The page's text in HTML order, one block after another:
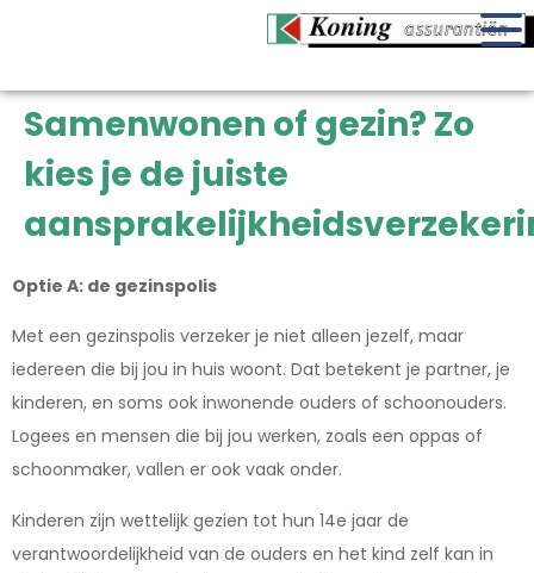
Samenwonen of gezin? Zo
kies je de juiste
Optie A: de gezinspolis
Met een gezinspolis verzeker je niet alleen jezelf, maar
iedereen die bij jou in huis woont. Dat betekent je partner, je
kinderen, en soms ook inwonende ouders of schoonouders.
Logees en mensen die bij jou werken, zoals een oppas of
schoonmaker, vallen er ook vaak onder.
Kinderen zijn wettelijk gezien tot hun 14e jaar de
verantwoordelijkheid van de ouders en het kind zelf kan in